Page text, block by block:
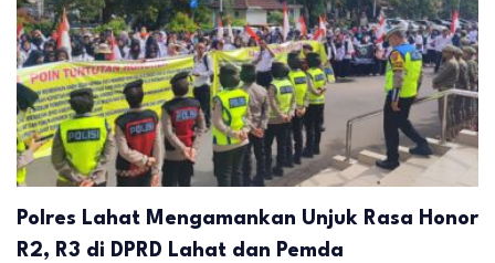
Polres Lahat Mengamankan Unjuk Rasa Honor
R2, R3 di DPRD Lahat dan Pemda